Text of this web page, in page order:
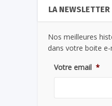
LA
Nos meilleures
dans votre boite e-
Votre email *